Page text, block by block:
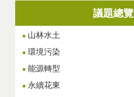
議題總覽
山林水土
環境污染
能源轉型
永續花東